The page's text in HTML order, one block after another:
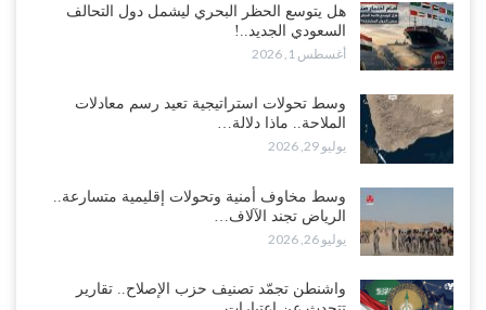
هل يتوسع الحظر البحري ليشمل دول التحالف
السعودي الجديد..!
أغسطس 1, 2026
وسط تحولات استراتيجية تعيد رسم معادلات
الملاحة.. ماذا دلالة…
يوليو 29, 2026
وسط مخاوف أمنية وتحولات إقليمية متسارعة..
الرياض تجند الآلاف…
يوليو 26, 2026
واشنطن تجمّد تصنيف حزب الإصلاح.. تقارير